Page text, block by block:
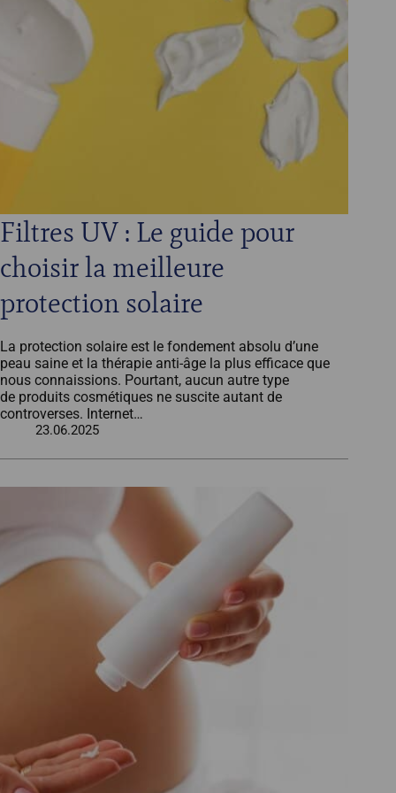
Filtres UV : Le guide pour
choisir la meilleure
protection solaire
La protection solaire est le fondement absolu d’une
peau saine et la thérapie anti-âge la plus efficace que
nous connaissions. Pourtant, aucun autre type
de produits cosmétiques ne suscite autant de
controverses. Internet…
23.06.2025